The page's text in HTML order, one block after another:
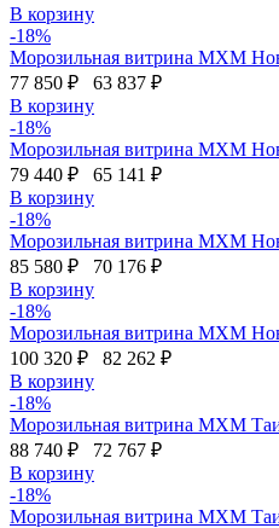
В корзину
-18%
Морозильная витрина МХМ
77 850 ₽
63 837 ₽
В корзину
-18%
Морозильная витрина МХМ
79 440 ₽
65 141 ₽
В корзину
-18%
Морозильная витрина МХМ
85 580 ₽
70 176 ₽
В корзину
-18%
Морозильная витрина МХМ
100 320 ₽
82 262 ₽
В корзину
-18%
Морозильная витрина МХМ
88 740 ₽
72 767 ₽
В корзину
-18%
Морозильная витрина МХМ